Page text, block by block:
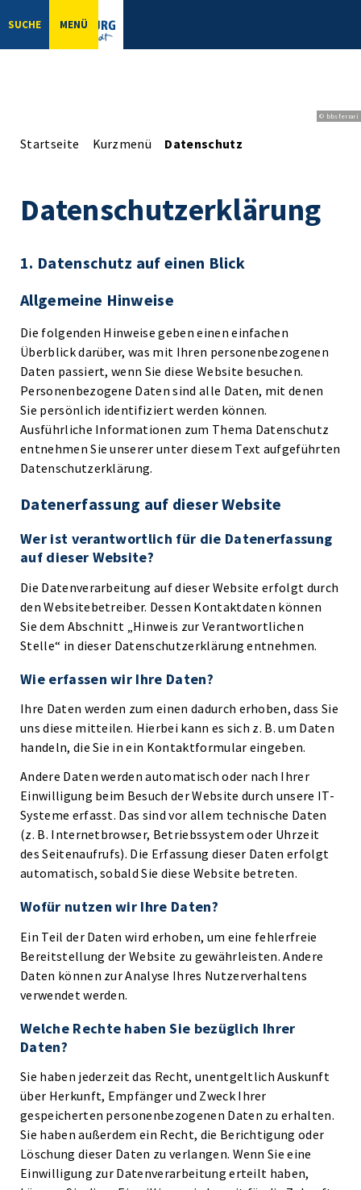
SUCHE MENÜ
© bbsferrari
Startseite Kurzmenü Datenschutz
Datenschutzerklärung
1. Datenschutz auf einen Blick
Allgemeine Hinweise
Die folgenden Hinweise geben einen einfachen
Überblick darüber, was mit Ihren personenbezogenen
Daten passiert, wenn Sie diese Website besuchen.
Personenbezogene Daten sind alle Daten, mit denen
Sie persönlich identifiziert werden können.
Ausführliche Informationen zum Thema Datenschutz
entnehmen Sie unserer unter diesem Text aufgeführten
Datenschutzerklärung.
Datenerfassung auf dieser Website
Wer ist verantwortlich für die Datenerfassung
auf dieser Website?
Die Datenverarbeitung auf dieser Website erfolgt durch
den Websitebetreiber. Dessen Kontaktdaten können
Sie dem Abschnitt „Hinweis zur Verantwortlichen
Stelle“ in dieser Datenschutzerklärung entnehmen.
Wie erfassen wir Ihre Daten?
Ihre Daten werden zum einen dadurch erhoben, dass Sie
uns diese mitteilen. Hierbei kann es sich z. B. um Daten
handeln, die Sie in ein Kontaktformular eingeben.
Andere Daten werden automatisch oder nach Ihrer
Einwilligung beim Besuch der Website durch unsere IT-
Systeme erfasst. Das sind vor allem technische Daten
(z. B. Internetbrowser, Betriebssystem oder Uhrzeit
des Seitenaufrufs). Die Erfassung dieser Daten erfolgt
automatisch, sobald Sie diese Website betreten.
Wofür nutzen wir Ihre Daten?
Ein Teil der Daten wird erhoben, um eine fehlerfreie
Bereitstellung der Website zu gewährleisten. Andere
Daten können zur Analyse Ihres Nutzerverhaltens
verwendet werden.
Welche Rechte haben Sie bezüglich Ihrer
Daten?
Sie haben jederzeit das Recht, unentgeltlich Auskunft
über Herkunft, Empfänger und Zweck Ihrer
gespeicherten personenbezogenen Daten zu erhalten.
Sie haben außerdem ein Recht, die Berichtigung oder
Löschung dieser Daten zu verlangen. Wenn Sie eine
Einwilligung zur Datenverarbeitung erteilt haben,